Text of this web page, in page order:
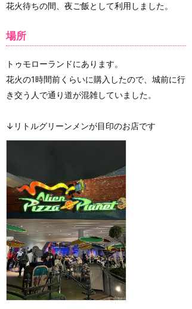
花火待ちの間、夜ご飯として利用しました。
場所
トゥモローランドにあります。
花火の1時間前くらいに購入したので、城前に行
き交う人で通り道が混雑していました。
↓リトルグリーンメンが目印のお店です